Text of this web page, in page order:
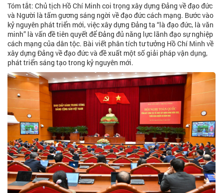
Tóm tắt: Chủ tịch Hồ Chí Minh coi trọng xây dựng Đảng về đạo đức
và Người là tấm gương sáng ngời về đạo đức cách mạng. Bước vào
kỷ nguyên phát triển mới, việc xây dựng Đảng ta “là đạo đức, là văn
minh” là vấn đề tiên quyết để Đảng đủ năng lực lãnh đạo sự nghiệp
cách mạng của dân tộc. Bài viết phân tích tư tưởng Hồ Chí Minh về
xây dựng Đảng về đạo đức và đề xuất một số giải pháp vận dụng,
phát triển sáng tạo trong kỷ nguyên mới.